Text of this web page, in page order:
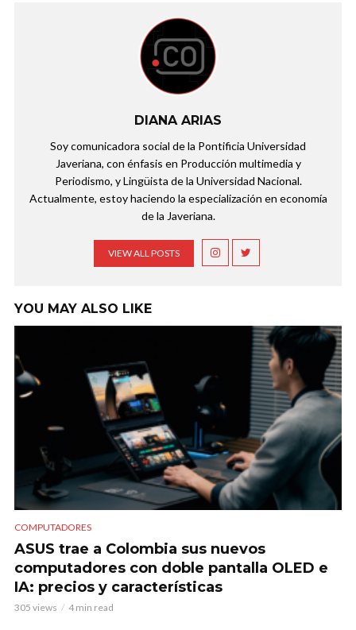
DIANA ARIAS
Soy comunicadora social de la Pontificia Universidad
Javeriana, con énfasis en Producción multimedia y
Periodismo, y Lingüista de la Universidad Nacional.
Actualmente, estoy haciendo la especialización en economía
de la Javeriana.
VIEW ALL POSTS
YOU MAY ALSO LIKE
COMPUTADORES
ASUS trae a Colombia sus nuevos
computadores con doble pantalla OLED e
IA: precios y características
305 views 4 min read